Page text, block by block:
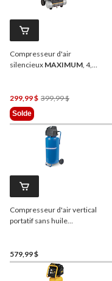
Compresseur d'air
silencieux MAXIMUM , 4,5
299,99 $ 399,99 $Prix
399,99 $
Solde
Compresseur d'air vertical
portatif sans huile
579,99 $